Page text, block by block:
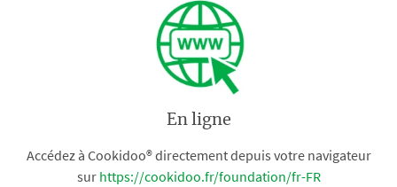
En ligne
Accédez à Cookidoo® directement depuis votre navigateur
sur https://cookidoo.fr/foundation/fr-FR